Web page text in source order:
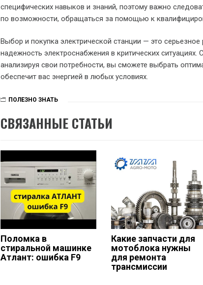
специфических навыков и знаний, поэтому важно
по возможности, обращаться за помощью к
Выбор и покупка электрической станции — это
надежность электроснабжения в критических
анализируя свои потребности, вы сможете выбрать
обеспечит вас энергией в любых условиях.
ПОЛЕЗНО ЗНАТЬ
СВЯЗАННЫЕ СТАТЬИ
Поломка в
стиральной машинке
Атлант: ошибка F9
Какие запчасти для
мотоблока нужны
для ремонта
трансмиссии